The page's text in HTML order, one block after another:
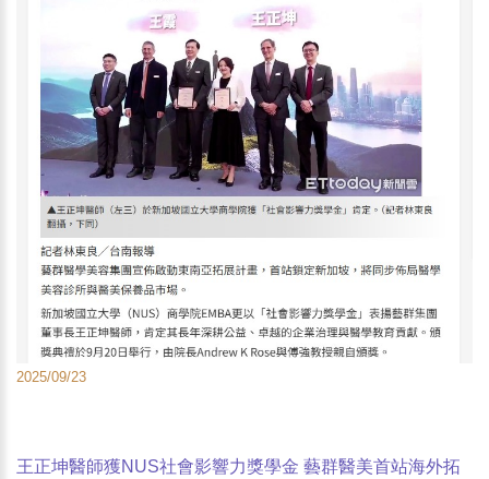
2025/09/23
王正坤醫師獲NUS社會影響力獎學金 藝群醫美首站海外拓